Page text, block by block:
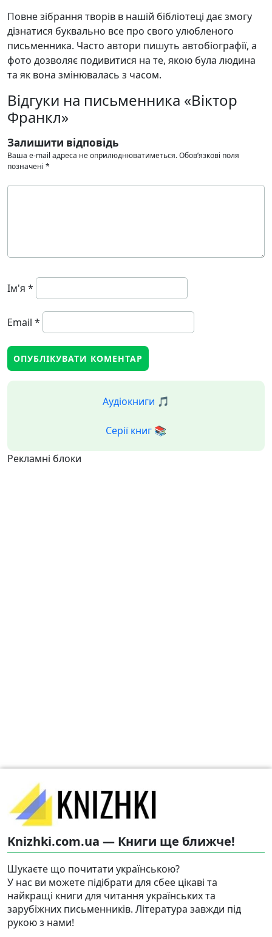
Повне зібрання творів в нашій бібліотеці дає змогу
дізнатися буквально все про свого улюбленого
письменника. Часто автори пишуть автобіографії, а
фото дозволяє подивитися на те, якою була людина
та як вона змінювалась з часом.
Відгуки на письменника «Віктор
Франкл»
Залишити відповідь
Ваша e-mail адреса не оприлюднюватиметься.Обов’язкові поля
позначені *
Ім'я *
Email *
Аудіокниги 🎵
Серії книг 📚
Рекламні блоки
Knizhki.com.ua — Книги ще ближче!
Шукаєте що почитати українською?
У нас ви можете підібрати для сбее цікаві та
найкращі книги для читання українських та
зарубіжних письменників. Література завжди під
рукою з нами!